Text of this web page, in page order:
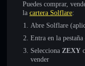
Puedes comprar,
la cartera Solflare:
Abre Solflare
Entra en la
Selecciona ZEXY
vender